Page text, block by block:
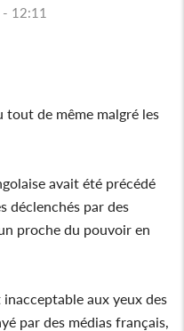
12:11
tout de même malgré les
avait été précédé
déclenchés par des
proche du pouvoir en
aux yeux des
par des médias français,